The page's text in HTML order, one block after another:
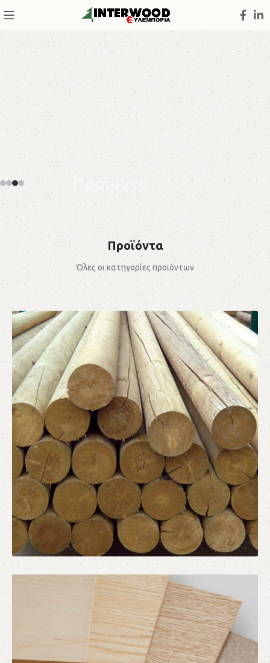
Ό,τι έχει σχέση με το ξύλο
Προϊόντα
Σκληρής Ξυλείας
Προϊόντα
Όλες οι κατηγορίες προϊόντων
Μαλακή Ξυλεία